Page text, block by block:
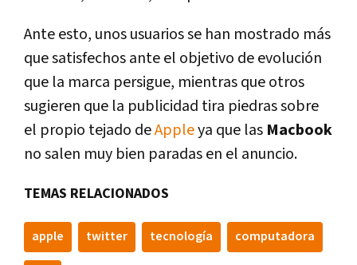
Ante esto, unos usuarios se han mostrado más
que satisfechos ante el objetivo de evolución
que la marca persigue, mientras que otros
sugieren que la publicidad tira piedras sobre
el propio tejado deAppleya que las Macbook
no salen muy bien paradas en el anuncio.
TEMAS RELACIONADOS
apple twitter tecnologí­a computadora